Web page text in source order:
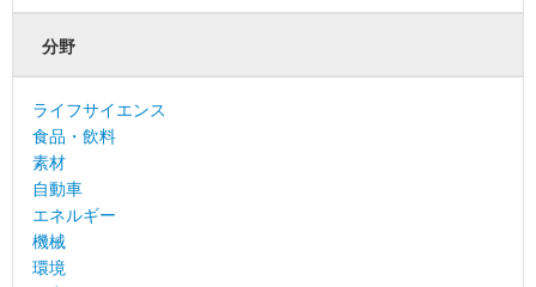
分野
ライフサイエンス
食品・飲料
素材
自動車
エネルギー
機械
環境